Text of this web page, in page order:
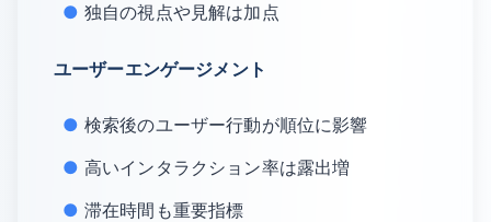
独自の視点や見解は加点
ユーザーエンゲージメント
検索後のユーザー行動が順位に影響
高いインタラクション率は露出増
滞在時間も重要指標